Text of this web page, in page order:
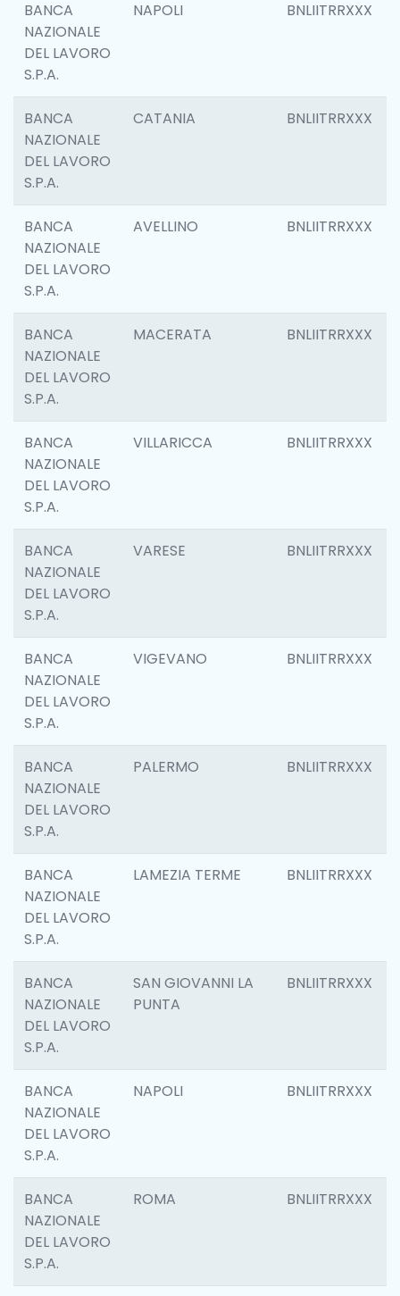
BANCA
NAZIONALE
DEL LAVORO
S.P.A.
NAPOLI BNLIITRRXXX
BANCA
NAZIONALE
DEL LAVORO
S.P.A.
CATANIA BNLIITRRXXX
BANCA
NAZIONALE
DEL LAVORO
S.P.A.
AVELLINO BNLIITRRXXX
BANCA
NAZIONALE
DEL LAVORO
S.P.A.
MACERATA BNLIITRRXXX
BANCA
NAZIONALE
DEL LAVORO
S.P.A.
VILLARICCA BNLIITRRXXX
BANCA
NAZIONALE
DEL LAVORO
S.P.A.
VARESE BNLIITRRXXX
BANCA
NAZIONALE
DEL LAVORO
S.P.A.
VIGEVANO BNLIITRRXXX
BANCA
NAZIONALE
DEL LAVORO
S.P.A.
PALERMO BNLIITRRXXX
BANCA
NAZIONALE
DEL LAVORO
S.P.A.
LAMEZIA TERME BNLIITRRXXX
BANCA
NAZIONALE
DEL LAVORO
S.P.A.
SAN GIOVANNI LA
PUNTA
BNLIITRRXXX
BANCA
NAZIONALE
DEL LAVORO
S.P.A.
NAPOLI BNLIITRRXXX
BANCA
NAZIONALE
DEL LAVORO
S.P.A.
ROMA BNLIITRRXXX